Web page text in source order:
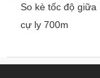
So kè tốc độ giữa
cự ly 700m